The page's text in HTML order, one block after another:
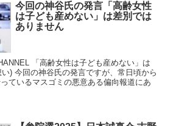
今回の神谷氏の発言「高齢女性
は子ども産めない」は差別では
ありません
「高齢女性は子ども産めない」は
) 今回の神谷氏の発言ですが、常日頃から
っているマスゴミの悪意ある偏向報道にあ